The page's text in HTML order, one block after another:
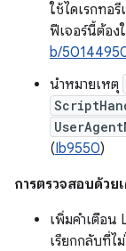
ใช้ไดเรกทอ
ฟีเจอร์นี้ต้อง
b/
นำหมายเหตุ
(Ib9550)
การตรวจสอบด้วย
เพิ่มคำเตือน
เรียกกลับที่ไ